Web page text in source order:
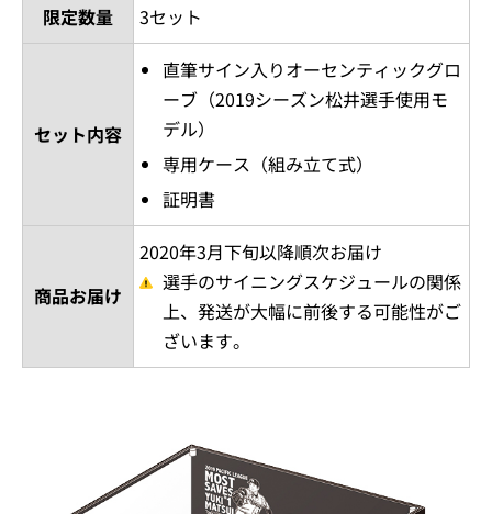
限定数量
3セット
セット内容
直筆サイン入りオーセンティックグロ
ーブ（2019シーズン松井選手使用モ
デル）
専用ケース（組み立て式）
証明書
商品お届け
2020年3月下旬以降順次お届け
選手のサイニングスケジュールの関係
上、発送が大幅に前後する可能性がご
ざいます。